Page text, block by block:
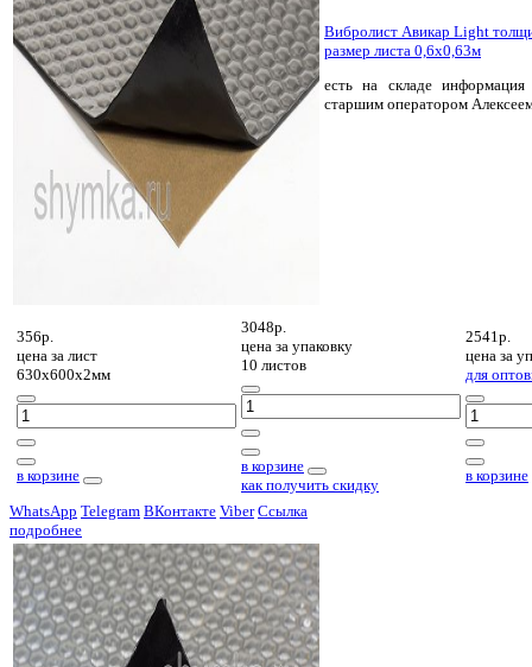
Вибролист Авикар Light
размер листа 0,6х0,63м
есть на складе информация
старшим оператором
356р.
цена за лист
630х600х2мм
в корзине
3048р.
цена за упаковку
10 листов
в корзине
как получить скидку
2541р.
цена за
для
в корзине
WhatsApp Telegram ВКонтакте Viber Ссылка
подробнее